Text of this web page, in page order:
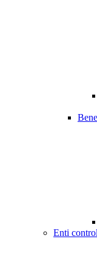
Enti